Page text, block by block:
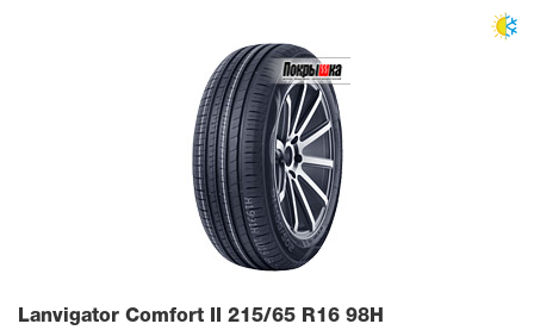
Lanvigator Comfort II 215/65 R16 98H